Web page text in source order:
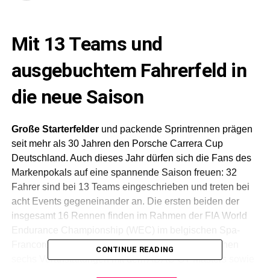
Mit 13 Teams und
ausgebuchtem Fahrerfeld in
die neue Saison
Große Starterfelderund packende Sprintrennen prägen
seit mehr als 30 Jahren den Porsche Carrera Cup
Deutschland. Auch dieses Jahr dürfen sich die Fans des
Markenpokals auf eine spannende Saison freuen: 32
Fahrer sind bei 13 Teams eingeschrieben und treten bei
acht Events gegeneinander an. Die ersten beiden der
insgesamt 16 Rennen finden im Rahmen der FIA World
Francorchamps (5. bis 7. Mai) statt. Außerdem stehen
sechs Veranstaltungen mit dem ADAC GT Masters sowie
CONTINUE READING